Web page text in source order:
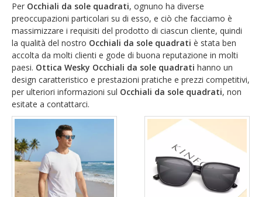
Per Occhiali da sole quadrati, ognuno ha diverse
preoccupazioni particolari su di esso, e ciò che facciamo è
massimizzare i requisiti del prodotto di ciascun cliente, quindi
la qualità del nostro Occhiali da sole quadrati è stata ben
accolta da molti clienti e gode di buona reputazione in molti
paesi. Ottica Wesky Occhiali da sole quadrati hanno un
design caratteristico e prestazioni pratiche e prezzi competitivi,
per ulteriori informazioni sul Occhiali da sole quadrati, non
esitate a contattarci.